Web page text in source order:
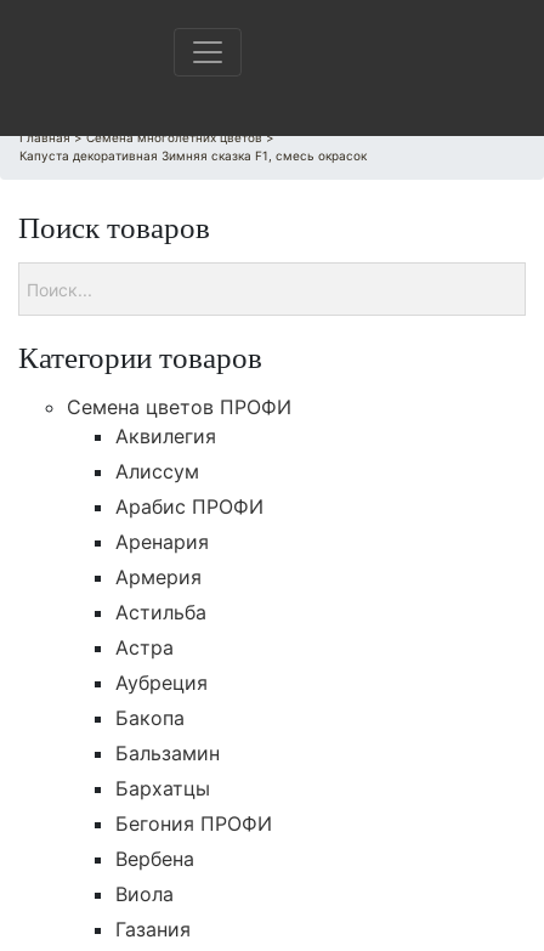
Главная>Семена многолетних цветов>
Капуста декоративная Зимняя сказка F1, смесь окрасок
Поиск товаров
Категории товаров
Cемена цветов ПРОФИ
Аквилегия
Алиссум
Арабис ПРОФИ
Аренария
Армерия
Астильба
Астра
Аубреция
Бакопа
Бальзамин
Бархатцы
Бегония ПРОФИ
Вербена
Виола
Газания